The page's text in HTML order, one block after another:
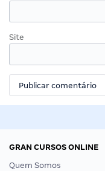
Site
GRAN CURSOS ONLINE
Quem Somos